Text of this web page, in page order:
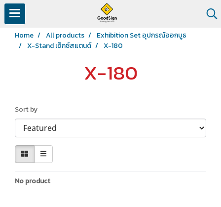
Home All products
Exhibition Set อุปกรณ์ออกบูธ
X-Stand เอ็กซ์สแตนด์
X-180
X-180
Sort by
No product